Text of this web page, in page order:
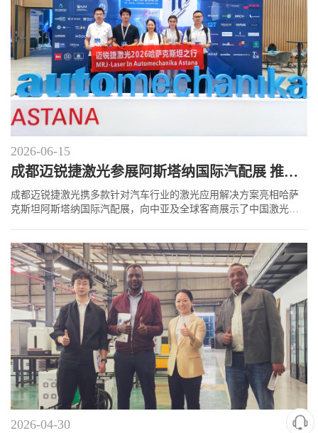
2026-06-15
成都迈锐捷激光参展阿斯塔纳国际汽配展 推动激光制造技术出海
成都迈锐捷激光携多款针对汽车行业的激光应用解决方案亮相哈萨
克斯坦阿斯塔纳国际汽配展，向中亚及全球客商展示了中国激光制
2026-04-30